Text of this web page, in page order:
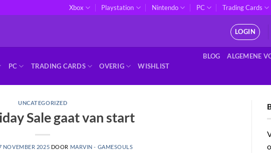
Xbox Playstation Nintendo PC Trading Cards
LOGIN
PC TRADING CARDS OVERIG WISHLIST
BLOG ALGEMENE
UNCATEGORIZED
Sale gaat van start
NOVEMBER 2025 DOOR MARVIN - GAMESOULS